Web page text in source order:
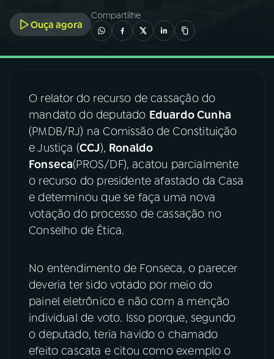
A RÁDIO
03PROGRAMAÇÃO
04PROGRAMAS
PODCASTS
06VIDEOCASTS
ÚLTIMAS
FESTIVAL DE MÚSICA
ACOMPANHE A RÁDIO NACIONAL
YouTube Facebook
Ouça agora
Compartilhe
O relator do recurso de cassação do
mandato do deputado Eduardo Cunha
(PMDB/RJ) na Comissão de Constituição
e Justiça (CCJ), Ronaldo
Fonseca(PROS/DF), acatou parcialmente
o recurso do presidente afastado da Casa
e determinou que se faça uma nova
votação do processo de cassação no
Conselho de Ética.
No entendimento de Fonseca, o parecer
deveria ter sido votado por meio do
painel eletrônico e não com a menção
individual de voto. Isso porque, segundo
o deputado, teria havido o chamado
efeito cascata e citou como exemplo o